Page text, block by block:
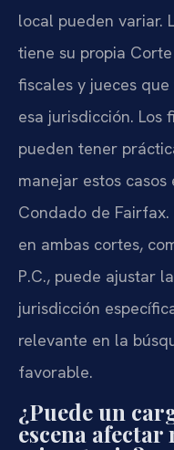
local pueden variar.
tiene su propia
fiscales y jueces
esa jurisdicción. Los
pueden tener
manejar estos
Condado de
en ambas cortes,
P.C., puede ajustar
jurisdicción
relevante en la
favorable.
¿Puede un
escena afectar